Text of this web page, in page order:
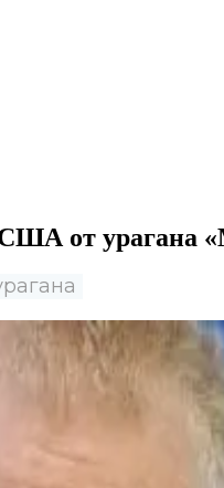
США от урагана